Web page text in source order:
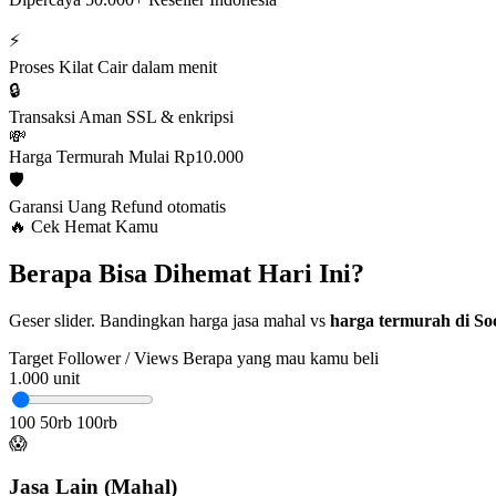
⚡
Proses Kilat Cair dalam menit
🔒
Transaksi Aman SSL & enkripsi
💸
Harga Termurah Mulai Rp10.000
🛡️
Garansi Uang Refund otomatis
🔥 Cek Hemat Kamu
Berapa Bisa Dihemat Hari Ini?
Geser slider. Bandingkan harga jasa mahal vs harga termurah di
Target Follower / Views Berapa yang mau kamu beli
1.000 unit
100 50rb 100rb
😱
Jasa Lain (Mahal)